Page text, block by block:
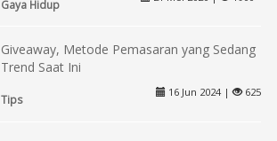
Gaya Hidup
Giveaway, Metode Pemasaran yang Sedang
Trend Saat Ini
Tips
16 Jun 2024 | 625